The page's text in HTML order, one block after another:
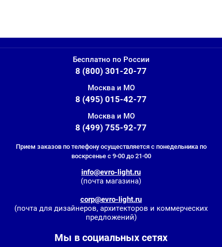
Бесплатно по России
8 (800) 301-20-77
Москва и МО
8 (495) 015-42-77
Москва и МО
8 (499) 755-92-77
Прием заказов по телефону осуществляется с понедельника по
воскрсенье с 9-00 до 21-00
info@evro-light.ru
(почта магазина)
corp@evro-light.ru
(почта для дизайнеров, архитекторов и коммерческих
предложений)
Мы в социальных сетях